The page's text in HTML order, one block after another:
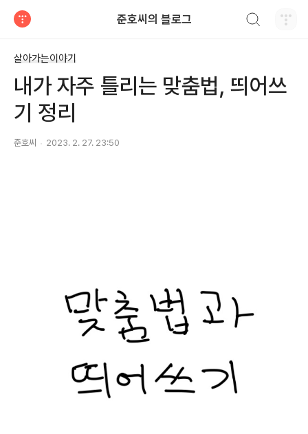
준호씨의 블로그
살아가는이야기
내가 자주 틀리는 맞춤법, 띄어쓰
기 정리
준호씨 2023. 2. 27. 23:50